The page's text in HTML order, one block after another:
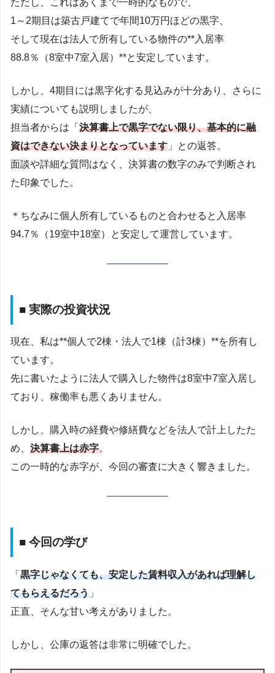
ただし、これはあくまで一時的なもので、
1～2期目は築古戸建てで年間10万円ほどの黒字、
そして現在は法人で所有している物件の**入居率
88.8％（8室中7室入居）**と安定しています。
しかし、4期目には黒字化する見込みが十分あり、さらに
実績についても説明しましたが、
担当者からは「 決算書上で黒字でない限り、基本的に融
資はできない決まりとなっています 」との返答。
面談や詳細な質問はなく、決算書の数字のみで判断され
た印象でした。
＊ちなみに個人所有しているものと合わせると入居率
94.7％（19室中18室）と安定して運営しています。
■ 実際の投資状況
現在、私は**個人で2棟・法人で1棟（計3棟）**を所有し
ています。
先に書いたように法人で購入した物件は8室中7室入居し
ており、稼働率も悪くありません。
しかし、購入時の経費や修繕費などを法人で計上したた
め、 決算書上は赤字。
この一時的な赤字が、今回の審査に大きく響きました。
■ 今回の学び
「 黒字じゃなくても、安定した賃料収入があれば理解し
てもらえるだろう 」
正直、そんな甘い考えがありました。
しかし、公庫の返答は非常に明確でした。